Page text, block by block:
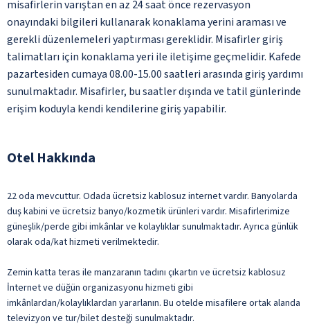
misafirlerin varıştan en az 24 saat önce rezervasyon
onayındaki bilgileri kullanarak konaklama yerini araması ve
gerekli düzenlemeleri yaptırması gereklidir. Misafirler giriş
talimatları için konaklama yeri ile iletişime geçmelidir. Kafede
pazartesiden cumaya 08.00-15.00 saatleri arasında giriş yardımı
sunulmaktadır. Misafirler, bu saatler dışında ve tatil günlerinde
erişim koduyla kendi kendilerine giriş yapabilir.
Otel Hakkında
22 oda mevcuttur. Odada ücretsiz kablosuz internet vardır. Banyolarda
duş kabini ve ücretsiz banyo/kozmetik ürünleri vardır. Misafirlerimize
güneşlik/perde gibi imkânlar ve kolaylıklar sunulmaktadır. Ayrıca günlük
olarak oda/kat hizmeti verilmektedir.
Zemin katta teras ile manzaranın tadını çıkartın ve ücretsiz kablosuz
İnternet ve düğün organizasyonu hizmeti gibi
imkânlardan/kolaylıklardan yararlanın. Bu otelde misafilere ortak alanda
televizyon ve tur/bilet desteği sunulmaktadır.